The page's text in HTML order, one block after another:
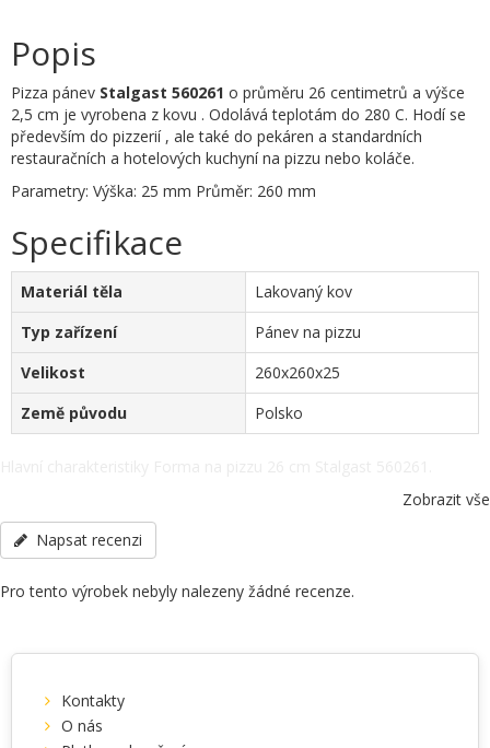
Popis
Pizza pánev Stalgast 560261 o průměru 26 centimetrů a výšce
2,5 cm je vyrobena z kovu . Odolává teplotám do 280 C. Hodí se
především do pizzerií , ale také do pekáren a standardních
restauračních a hotelových kuchyní na pizzu nebo koláče.
Parametry: Výška: 25 mm Průměr: 260 mm
Specifikace
Materiál těla
Lakovaný kov
Typ zařízení
Pánev na pizzu
Velikost
260x260x25
Země původu
Polsko
260x260x25, Země původu - Polsko, další specifikace po telefonu:
+38(067) 5710158.
Zobrazit vše
Napsat recenzi
Pro tento výrobek nebyly nalezeny žádné recenze.
Kontakty
O nás